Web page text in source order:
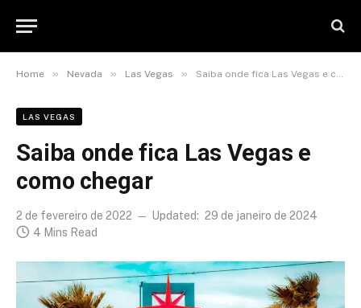
Home » Nevada » Las Vegas » Saiba onde fica Las Vegas e como chegar
LAS VEGAS
Saiba onde fica Las Vegas e
como chegar
2 de fevereiro de 2022 Updated: 29 de janeiro de 2024
4 Mins Read